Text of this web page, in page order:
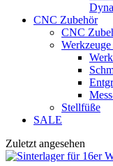
CNC Zubehör
CNC
Stellfüße
SALE
Zuletzt angesehen